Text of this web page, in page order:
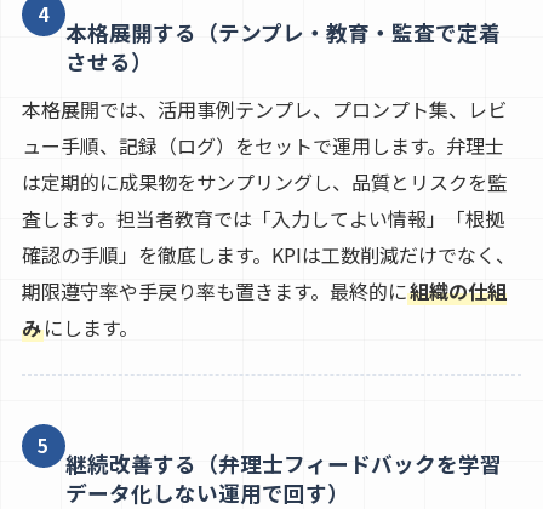
4
本格展開する（テンプレ・教育・監査で定着
させる）
本格展開では、活用事例テンプレ、プロンプト集、レビ
ュー手順、記録（ログ）をセットで運用します。弁理士
は定期的に成果物をサンプリングし、品質とリスクを監
査します。担当者教育では「入力してよい情報」「根拠
確認の手順」を徹底します。KPIは工数削減だけでなく、
期限遵守率や手戻り率も置きます。最終的に組織の仕組
みにします。
5
継続改善する（弁理士フィードバックを学習
データ化しない運用で回す）